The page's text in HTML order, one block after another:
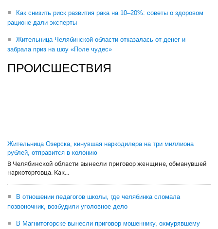
Как снизить риск развития рака на 10–20%: советы о здоровом
рационе дали эксперты
Жительница Челябинской области отказалась от денег и
забрала приз на шоу «Поле чудес»
ПРОИСШЕСТВИЯ
Жительница Озерска, кинувшая наркодилера на три миллиона
рублей, отправится в колонию
В Челябинской области вынесли приговор женщине, обманувшей
наркоторговца. Как...
В отношении педагогов школы, где челябинка сломала
позвоночник, возбудили уголовное дело
В Магнитогорске вынесли приговор мошеннику, охмурявшему